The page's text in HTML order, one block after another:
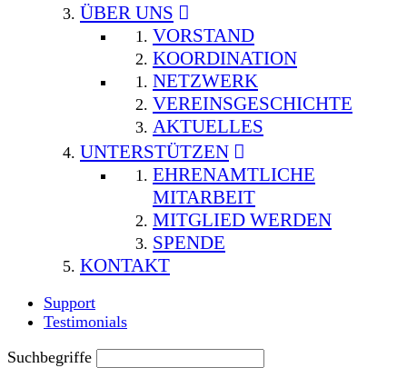
ÜBER UNS
VORSTAND
KOORDINATION
NETZWERK
VEREINSGESCHICHTE
AKTUELLES
UNTERSTÜTZEN
EHRENAMTLICHE
MITARBEIT
MITGLIED WERDEN
SPENDE
KONTAKT
Support
Testimonials
Suchbegriffe